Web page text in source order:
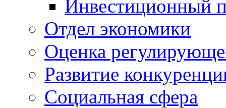
Инвестиционный
Отдел экономики
Оценка
Развитие
Социальная сфера